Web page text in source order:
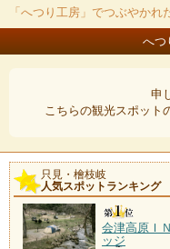
「へつり工房」でつぶやかれ
へつ
申
こちらの観光スポット
只見・檜枝岐
人気スポットランキング
会津高原Ｉ
ッジ